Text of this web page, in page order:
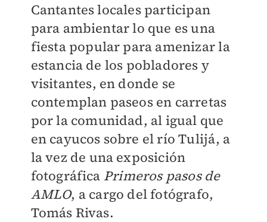
Cantantes locales participan
para ambientar lo que es una
fiesta popular para amenizar la
estancia de los pobladores y
visitantes, en donde se
contemplan paseos en carretas
por la comunidad, al igual que
en cayucos sobre el río Tulijá, a
la vez de una exposición
fotográfica Primeros pasos de
AMLO, a cargo del fotógrafo,
Tomás Rivas.